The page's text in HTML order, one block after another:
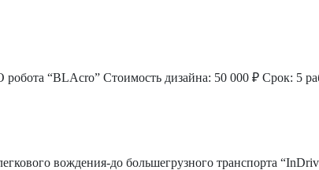
робота “BLAcro” Стоимость дизайна: 50 000 ₽ Срок: 5
вождения-до большегрузного транспорта